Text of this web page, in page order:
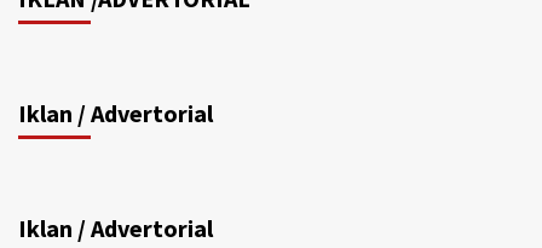
Iklan / Advertorial
Iklan / Advertorial